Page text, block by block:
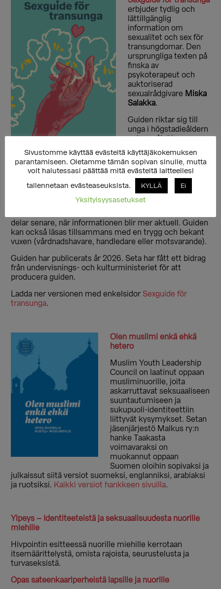
erbjuder tydlig och
lättillgänglig
information om
sexualitet och sex för
transungdomar. Den
ursprungliga texten på
finska av
psykoterapeut och
auktoriserad
sexualrådgivare Miska
Salakka.
Guiden riktar sig till
unga i högstadieåldern
och uppåt. Ungas
och behov av
information blir aktuella individuellt, och därför kan
ingen mer exakt åldersgräns fastställas för guiden. Som
en god riktlinje kan man läsa informationen i guiden i
samma takt som den sexualundervisning som ges i
skolan. Det är möjligt att välja de kapitel och teman
delar senare, när informationen blir mer aktuell. Guiden
kan också läsas tillsammans med en trygg och bekant
vuxen (vårdnadshavare, handledare eller motsvarande).
Guiden har publicerats år 2026. Seta har fått ett bidrag
från undervisnings- och kulturministeriet för att
producera guiden.
Ladda ner versionen med enkelsidor Sexguide för
transunga.
Olen muslimi enkä ehkä
hetero
Muslim Youth Leadership
Council on laatinut oppaan
musliminuorille, joita
askarruttavat seksuaaliseen
suuntautumiseen ja
sukupuoli-identiteettiin
liittyvät kysymykset. Setan
jäsenjärjestö Malkus ry:n
hanke Taakasta
voimavaraksi on
muokannut oppaan
Suomen oloihin sopivaksi ja
julkaissut siitä versiot suomeksi, englanniksi, arabiaksi
ja ruotsiksi. Kaikki versiot hankkeen sivuilla.
Ylpeys – Identiteeteistä ja seksuaalisuudesta nuorille
miehille
Hivpointin esitteessä nuorille miehille kerrotaan
itsemäärittelystä, omista rajoista, seurustelusta ja
turvaseksistä.
Opas sateenkaariperheistä lapsille ja nuorille
Sivustomme käyttää evästeitä käyttäjäkokemuksen
parantamiseen. Oletamme tämän sopivan sinulle, mutta
voit halutessasi päättää mitä evästeitä laitteellesi
tallennetaan evästeaseuksista.
KYLLÄ Ei
Yksityisyysasetukset